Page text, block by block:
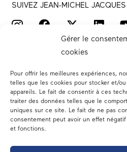
Gérer le
cookies
Pour offrir les meilleures expériences,
telles que les cookies pour stocker et/
appareils. Le fait de consentir à ces
traiter des données telles que le
uniques sur ce site. Le fait de ne pas
consentement peut avoir un effet
et fonctions.
SUIVEZ JEAN-MICHEL
Votre